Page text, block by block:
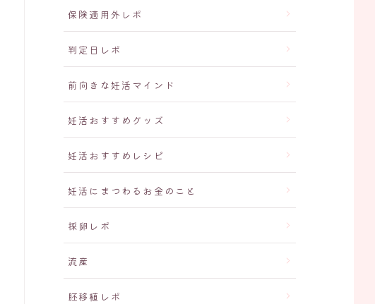
保険適用外レポ
判定日レポ
前向きな妊活マインド
妊活おすすめグッズ
妊活おすすめレシピ
妊活にまつわるお金のこと
採卵レポ
流産
胚移植レポ